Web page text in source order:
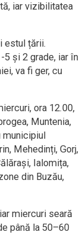
iar vizibilitatea
estul țării.
și 2 grade, iar în
va fi ger, cu
ora 12.00,
Muntenia,
municipiul
Mehedinți, Gorj,
Ialomița,
din Buzău,
miercuri seară
până la 50–60